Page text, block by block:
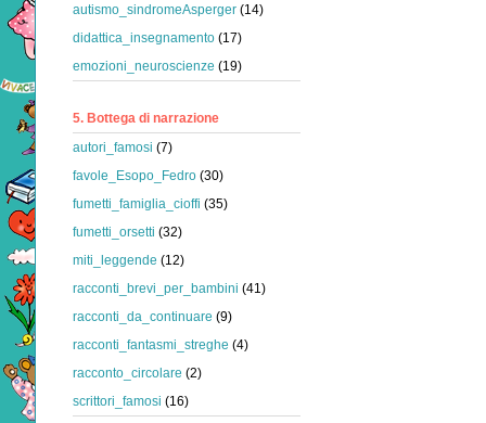
autismo_sindromeAsperger (14)
didattica_insegnamento (17)
emozioni_neuroscienze (19)
5. Bottega di narrazione
autori_famosi (7)
favole_Esopo_Fedro (30)
fumetti_famiglia_cioffi (35)
fumetti_orsetti (32)
miti_leggende (12)
racconti_brevi_per_bambini (41)
racconti_da_continuare (9)
racconti_fantasmi_streghe (4)
racconto_circolare (2)
scrittori_famosi (16)